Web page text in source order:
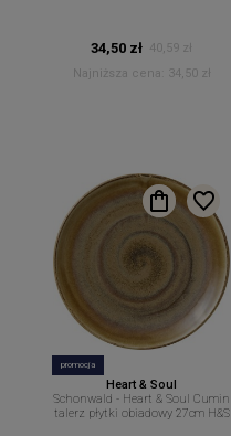
34,50 zł
40,59 zł
Najniższa cena:
34,50 zł
promocja
Heart & Soul
Schonwald - Heart & Soul Cumin
talerz płytki obiadowy 27cm H&S